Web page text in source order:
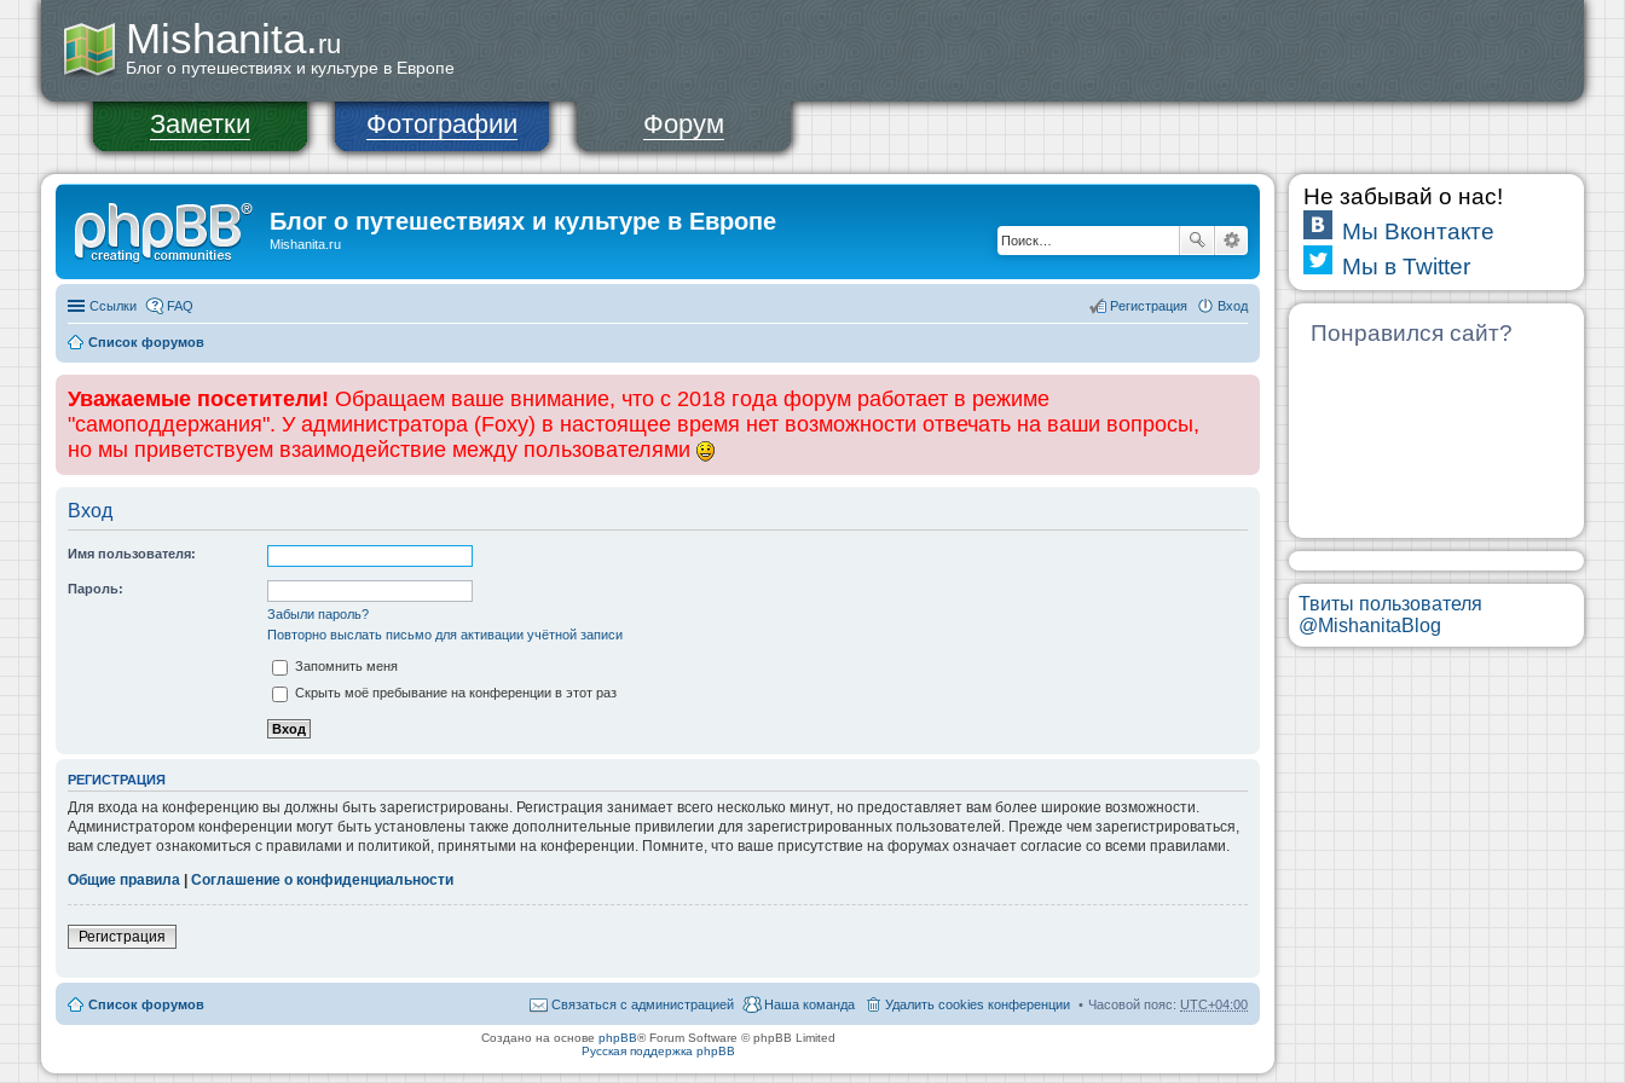
Mishanita.ru
Блог о путешествиях и культуре в Европе
Заметки Фотографии Форум
Блог о путешествиях и культуре в Европе
Mishanita.ru
Ссылки FAQ Вход
Регистрация
Список форумов
Уважаемые посетители! Обращаем ваше внимание, что с 2018 года форум работает в режиме
"самоподдержания". У администратора (Foxy) в настоящее время нет возможности отвечать на ваши вопросы,
но мы приветствуем взаимодействие между пользователями
Вход
Имя пользователя:
Пароль:
Забыли пароль?
Повторно выслать письмо для активации учётной записи
Запомнить меня
Скрыть моё пребывание на конференции в этот раз
РЕГИСТРАЦИЯ
Для входа на конференцию вы должны быть зарегистрированы. Регистрация занимает всего несколько минут, но предоставляет вам более широкие возможности.
Администратором конференции могут быть установлены также дополнительные привилегии для зарегистрированных пользователей. Прежде чем зарегистрироваться,
вам следует ознакомиться с правилами и политикой, принятыми на конференции. Помните, что ваше присутствие на форумах означает согласие со всеми правилами.
Общие правила
Соглашение о конфиденциальности
Регистрация
Список форумов Часовой пояс: UTC+04:00
Удалить cookies конференции
Наша команда
Связаться с администрацией
Создано на основе phpBB® Forum Software © phpBB Limited
Русская поддержка phpBB
Не забывай о нас!
Мы Вконтакте
Мы в Twitter
Понравился сайт?
Твиты пользователя
@MishanitaBlog